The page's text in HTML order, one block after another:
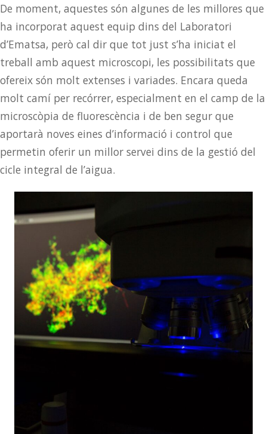
De moment, aquestes són algunes de les millores que
ha incorporat aquest equip dins del Laboratori
d’Ematsa, però cal dir que tot just s’ha iniciat el
treball amb aquest microscopi, les possibilitats que
ofereix són molt extenses i variades. Encara queda
molt camí per recórrer, especialment en el camp de la
microscòpia de fluorescència i de ben segur que
aportarà noves eines d’informació i control que
permetin oferir un millor servei dins de la gestió del
cicle integral de l’aigua.